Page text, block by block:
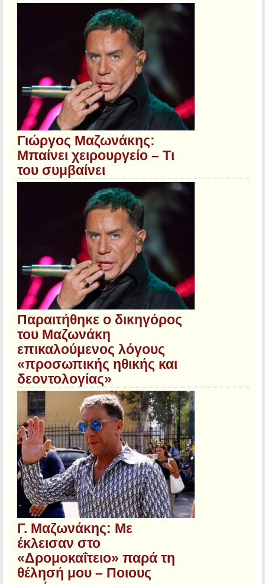
Γιώργος Μαζωνάκης:
Μπαίνει χειρουργείο – Τι
του συμβαίνει
Παραιτήθηκε ο δικηγόρος
του Μαζωνάκη
επικαλούμενος λόγους
«προσωπικής ηθικής και
δεοντολογίας»
Γ. Μαζωνάκης: Με
έκλεισαν στο
«Δρομοκαΐτειο» παρά τη
θέλησή μου – Ποιους